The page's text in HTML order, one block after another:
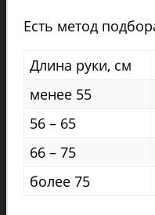
Есть метод
Длина руки, см
менее 55
56 – 65
66 – 75
более 75